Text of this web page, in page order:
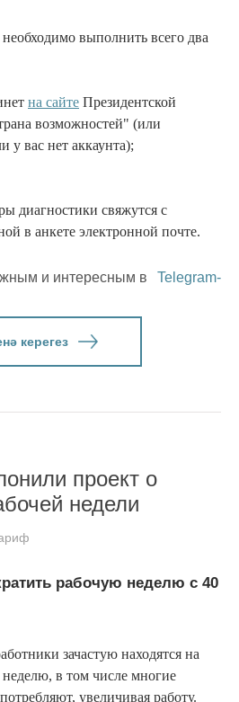
выполнить всего два
на сайте Президентской
возможностей" (или
у вас нет аккаунта);
диагностики свяжутся с
в анкете электронной почте.
и интересным в
Telegram-
керегез
проект о
недели
рабочую неделю с 40
зачастую находятся на
неделю, в том числе многие
увеличивая работу.